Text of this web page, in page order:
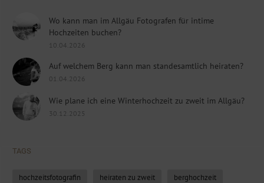
Wo kann man im Allgäu Fotografen für intime
Hochzeiten buchen?
10.04.2026
Auf welchem Berg kann man standesamtlich heiraten?
01.04.2026
Wie plane ich eine Winterhochzeit zu zweit im Allgäu?
30.12.2025
TAGS
hochzeitsfotografin heiraten zu zweit berghochzeit